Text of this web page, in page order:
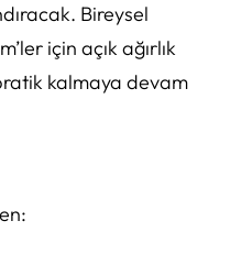
Bireysel
için açık ağırlık
kalmaya devam